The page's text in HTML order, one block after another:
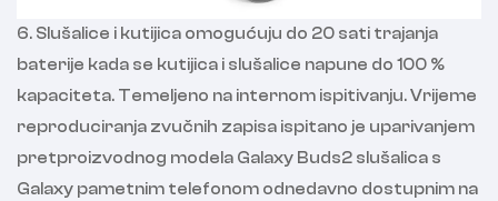
6. Slušalice i kutijica omogućuju do 20 sati trajanja
baterije kada se kutijica i slušalice napune do 100 %
kapaciteta. Temeljeno na internom ispitivanju. Vrijeme
reproduciranja zvučnih zapisa ispitano je uparivanjem
pretproizvodnog modela Galaxy Buds2 slušalica s
Galaxy pametnim telefonom odnedavno dostupnim na